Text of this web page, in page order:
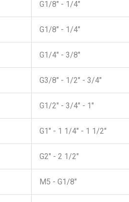
G1/8" - 1/4"
G1/8" - 1/4"
G1/4" - 3/8"
G3/8" - 1/2" - 3/4"
G1/2" - 3/4" - 1"
G1" - 1 1/4" - 1 1/2"
G2" - 2 1/2"
M5 - G1/8"